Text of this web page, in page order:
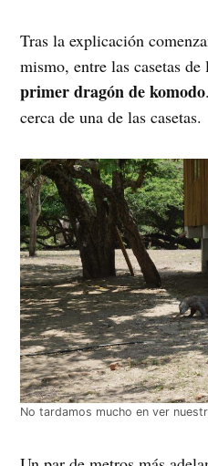
Tras la explicación
mismo, entre las casetas
primer dragón de komodo
cerca de una de las casetas.
No tardamos mucho en ver